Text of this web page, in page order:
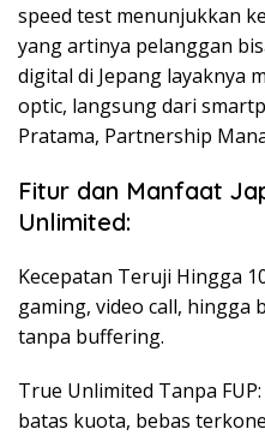
speed test menunjukkan
yang artinya pelanggan
digital di Jepang layaknya
optic, langsung dari
Pratama, Partnership
Fitur dan Manfaat
Unlimited:
Kecepatan Teruji Hingga
gaming, video call, hingga
tanpa buffering.
True Unlimited Tanpa
batas kuota, bebas